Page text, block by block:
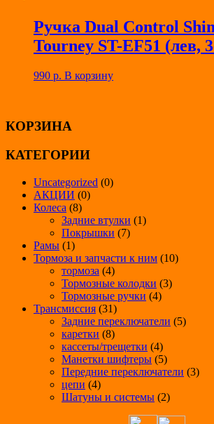
Ручка Dual Control
Tourney ST-EF51 (лев,
990 р. В корзину
КОРЗИНА
КАТЕГОРИИ
Uncategorized (0)
АКЦИИ (0)
Колеса (8)
Задние втулки (1)
Покрышки (7)
Рамы (1)
Тормоза и запчасти к ним (10)
тормоза (4)
Тормозные колодки (3)
Тормозные ручки (4)
Трансмиссия (31)
Задние переключатели (5)
каретки (8)
кассеты/трещетки (4)
Манетки шифтеры (5)
Передние переключатели (3)
цепи (4)
Шатуны и системы (2)